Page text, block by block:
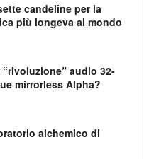
candeline per la
più longeva al mondo
audio 32-
mirrorless Alpha?
alchemico di